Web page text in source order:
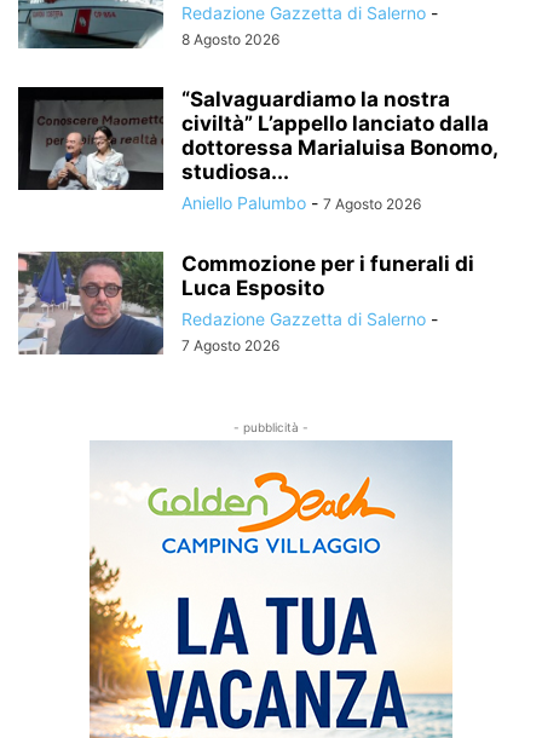
Redazione Gazzetta di Salerno -
8 Agosto 2026
“Salvaguardiamo la nostra
civiltà” L’appello lanciato dalla
dottoressa Marialuisa Bonomo,
studiosa...
Aniello Palumbo - 7 Agosto 2026
Commozione per i funerali di
Luca Esposito
Redazione Gazzetta di Salerno -
7 Agosto 2026
- pubblicità -